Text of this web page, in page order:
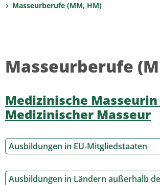
Masseurberufe (MM, HM)
Masseurberufe
Medizinische
Medizinischer Masseur
Ausbildungen in EU-Mitgliedstaaten
Ausbildungen in Ländern außerhalb